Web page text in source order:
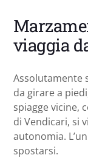
viaggia
Assolutamente
da girare a
spiagge vicine,
di Vendicari, si
autonomia.
spostarsi.